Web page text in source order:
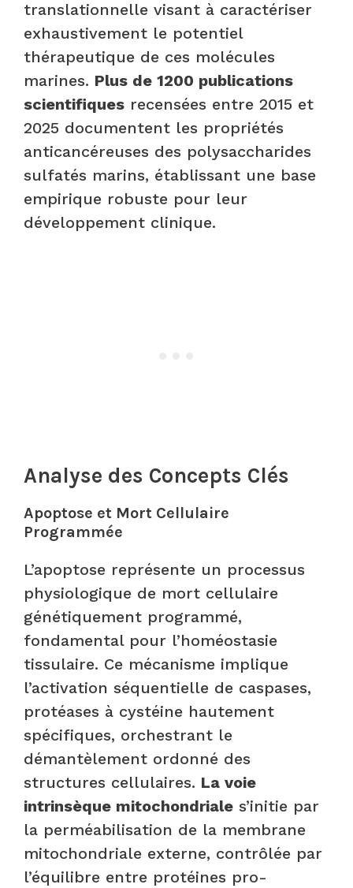
translationnelle visant à caractériser
exhaustivement le potentiel
thérapeutique de ces molécules
marines. Plus de 1200 publications
scientifiques recensées entre 2015 et
2025 documentent les propriétés
anticancéreuses des polysaccharides
sulfatés marins, établissant une base
empirique robuste pour leur
développement clinique.
Analyse des Concepts Clés
Apoptose et Mort Cellulaire
Programmée
L’apoptose représente un processus
physiologique de mort cellulaire
génétiquement programmé,
fondamental pour l’homéostasie
tissulaire. Ce mécanisme implique
l’activation séquentielle de caspases,
protéases à cystéine hautement
spécifiques, orchestrant le
démantèlement ordonné des
structures cellulaires. La voie
intrinsèque mitochondriale s’initie par
la perméabilisation de la membrane
mitochondriale externe, contrôlée par
l’équilibre entre protéines pro-